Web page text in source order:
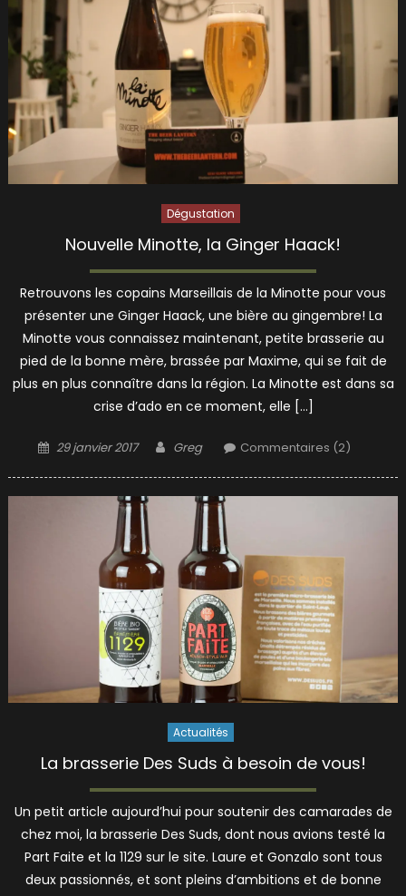
Dégustation
Nouvelle Minotte, la Ginger Haack!
Retrouvons les copains Marseillais de la Minotte pour vous
présenter une Ginger Haack, une bière au gingembre! La
Minotte vous connaissez maintenant, petite brasserie au
pied de la bonne mère, brassée par Maxime, qui se fait de
plus en plus connaître dans la région. La Minotte est dans sa
crise d’ado en ce moment, elle […]
Posted
29 janvier 2017 Author
Greg Commentaires (2)
Actualités
La brasserie Des Suds à besoin de vous!
Un petit article aujourd’hui pour soutenir des camarades de
chez moi, la brasserie Des Suds, dont nous avions testé la
Part Faite et la 1129 sur le site. Laure et Gonzalo sont tous
deux passionnés, et sont pleins d’ambitions et de bonne